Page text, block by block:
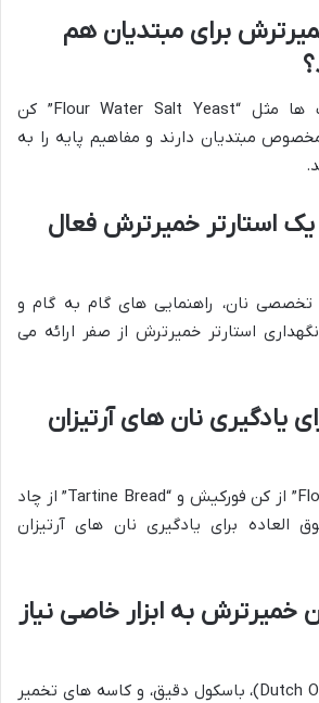
برای مبتدیان هم
بله، بسیاری از کتاب ها مثل “Flour Water Salt Yeast” کن
مبتدیان دارند و مفاهیم پایه را به
استارتر خمیرترش فعال
نان، راهنمایی های گام به گام و
استارتر خمیرترش از صفر ارائه می
یادگیری نان های آرتیزان
“Flour Water Salt Yeast” از کن فورکیش و “Tartine Bread” از چاد
العاده برای یادگیری نان های آرتیزان
خمیرترش به ابزار خاصی نیاز
داشتن فر هلندی (Dutch Oven)، باسکول دقیق، و کاسه های تخمیر